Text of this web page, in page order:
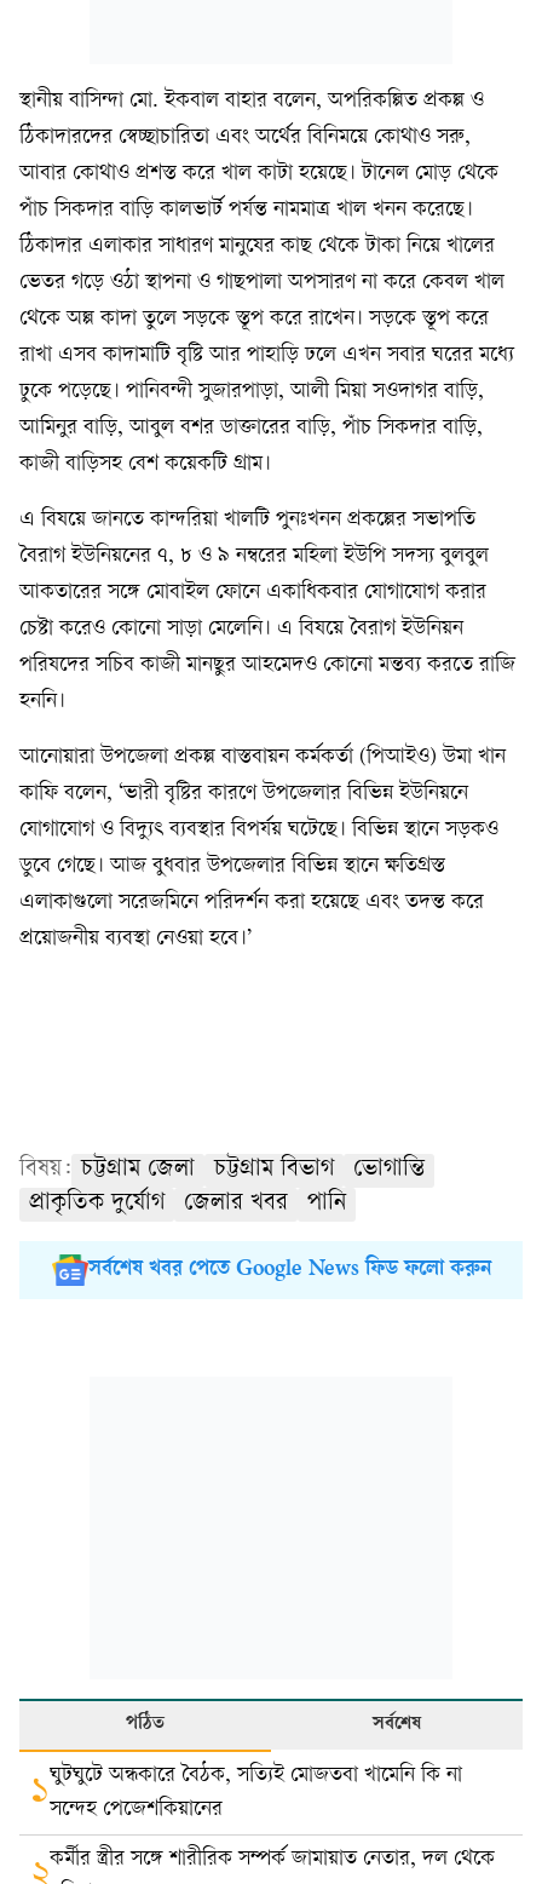
স্থানীয় বাসিন্দা মো. ইকবাল বাহার বলেন, অপরিকল্পিত প্রকল্প ও
ঠিকাদারদের স্বেচ্ছাচারিতা এবং অর্থের বিনিময়ে কোথাও সরু,
আবার কোথাও প্রশস্ত করে খাল কাটা হয়েছে। টানেল মোড় থেকে
পাঁচ সিকদার বাড়ি কালভার্ট পর্যন্ত নামমাত্র খাল খনন করেছে।
ঠিকাদার এলাকার সাধারণ মানুষের কাছ থেকে টাকা নিয়ে খালের
ভেতর গড়ে ওঠা স্থাপনা ও গাছপালা অপসারণ না করে কেবল খাল
থেকে অল্প কাদা তুলে সড়কে স্তূপ করে রাখেন। সড়কে স্তূপ করে
রাখা এসব কাদামাটি বৃষ্টি আর পাহাড়ি ঢলে এখন সবার ঘরের মধ্যে
ঢুকে পড়েছে। পানিবন্দী সুজারপাড়া, আলী মিয়া সওদাগর বাড়ি,
আমিনুর বাড়ি, আবুল বশর ডাক্তারের বাড়ি, পাঁচ সিকদার বাড়ি,
কাজী বাড়িসহ বেশ কয়েকটি গ্রাম।
এ বিষয়ে জানতে কান্দরিয়া খালটি পুনঃখনন প্রকল্পের সভাপতি
বৈরাগ ইউনিয়নের ৭, ৮ ও ৯ নম্বরের মহিলা ইউপি সদস্য বুলবুল
আকতারের সঙ্গে মোবাইল ফোনে একাধিকবার যোগাযোগ করার
চেষ্টা করেও কোনো সাড়া মেলেনি। এ বিষয়ে বৈরাগ ইউনিয়ন
পরিষদের সচিব কাজী মানছুর আহমেদও কোনো মন্তব্য করতে রাজি
হননি।
আনোয়ারা উপজেলা প্রকল্প বাস্তবায়ন কর্মকর্তা (পিআইও) উমা খান
কাফি বলেন, ‘ভারী বৃষ্টির কারণে উপজেলার বিভিন্ন ইউনিয়নে
যোগাযোগ ও বিদ্যুৎ ব্যবস্থার বিপর্যয় ঘটেছে। বিভিন্ন স্থানে সড়কও
ডুবে গেছে। আজ বুধবার উপজেলার বিভিন্ন স্থানে ক্ষতিগ্রস্ত
এলাকাগুলো সরেজমিনে পরিদর্শন করা হয়েছে এবং তদন্ত করে
প্রয়োজনীয় ব্যবস্থা নেওয়া হবে।’
বিষয়: চট্টগ্রাম জেলা চট্টগ্রাম বিভাগ
ভোগান্তি
প্রাকৃতিক দুর্যোগ
জেলার খবর পানি
সর্বশেষ খবর পেতে Google News ফিড ফলো করুন
পঠিত সর্বশেষ
১ঘুটঘুটে অন্ধকারে বৈঠক, সত্যিই মোজতবা খামেনি কি না
সন্দেহ পেজেশকিয়ানের
কর্মীর স্ত্রীর সঙ্গে শারীরিক সম্পর্ক জামায়াত নেতার, দল থেকে